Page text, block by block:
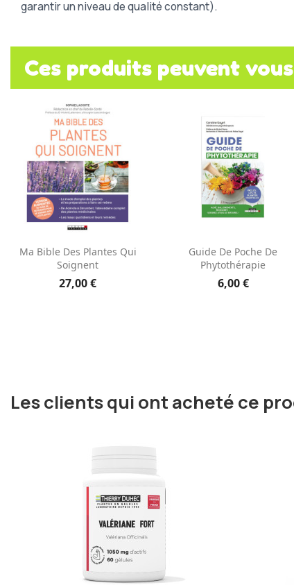
garantir un niveau de qualité constant).
Ces produits peuvent
Aperçu rapide
Ma Bible Des Plantes Qui
Soignent
27,00 €
Aperçu rapide
Guide De Poche De
Phytothérapie
6,00 €
Les clients qui ont acheté ce